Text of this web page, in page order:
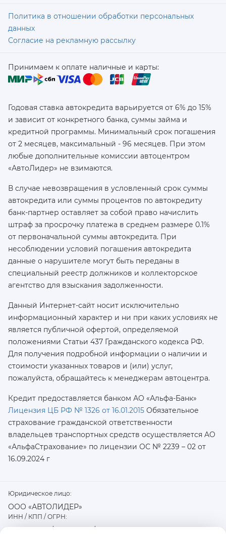
Политика в отношении обработки персональных
данных
Согласие на рекламную рассылку
Принимаем к оплате наличные и карты:
Годовая ставка автокредита варьируется от 6% до 15%
и зависит от конкретного банка, суммы займа и
кредитной программы. Минимальный срок погашения
от 2 месяцев, максимальный - 96 месяцев. При этом
любые дополнительные комиссии автоцентром
«АвтоЛидер» не взимаются.
В случае невозвращения в условленный срок суммы
автокредита или суммы процентов по автокредиту
банк-партнер оставляет за собой право начислить
штраф за просрочку платежа в среднем размере 0.1%
от первоначальной суммы автокредита. При
несоблюдении условий погашения автокредита
данные о нарушителе могут быть переданы в
специальный реестр должников и коллекторское
агентство для взыскания задолженности.
Данный Интернет-сайт носит исключительно
информационный характер и ни при каких условиях не
является публичной офертой, определяемой
положениями Статьи 437 Гражданского кодекса РФ.
Для получения подробной информации о наличии и
стоимости указанных товаров и (или) услуг,
пожалуйста, обращайтесь к менеджерам автоцентра.
Кредит предоставляется банком АО «Альфа-Банк»
Лицензия ЦБ РФ № 1326 от 16.01.2015 Обязательное
страхование гражданской ответственности
владельцев транспортных средств осуществляется AO
«АльфаСтрахование» по лицензии ОС № 2239 – 02 от
16.09.2024 г
Юридическое лицо:
ООО «АВТОЛИДЕР»
ИНН / КПП / ОГРН:
7726402915 / 772601001 / 1177746487918